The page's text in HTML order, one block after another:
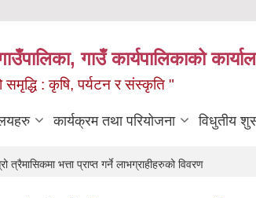
गाउँ कार्यपालिकाको
: कृषि, पर्यटन र संस्कृति "
कार्यक्रम तथा परियोजना विधुतीय
भत्ता प्राप्त गर्ने लाभग्राहीहरुको विवरण